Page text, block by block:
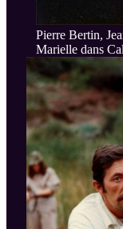
Pierre Bertin,
Marielle dans